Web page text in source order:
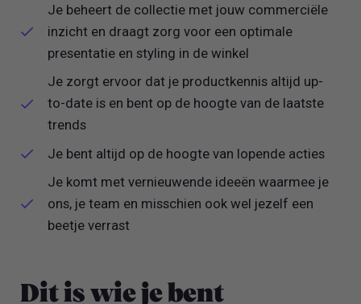
Je beheert de collectie met jouw commerciële
inzicht en draagt zorg voor een optimale
presentatie en styling in de winkel
Je zorgt ervoor dat je productkennis altijd up-
to-date is en bent op de hoogte van de laatste
trends
Je bent altijd op de hoogte van lopende acties
Je komt met vernieuwende ideeën waarmee je
ons, je team en misschien ook wel jezelf een
beetje verrast
Dit is wie je bent